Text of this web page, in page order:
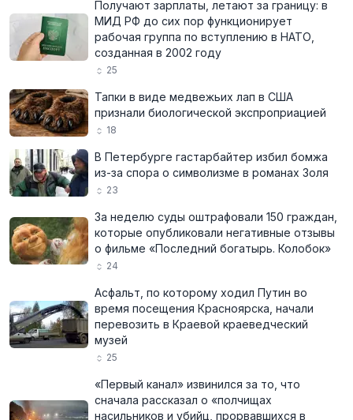
Получают зарплаты, летают за границу: в
МИД РФ до сих пор функционирует
рабочая группа по вступлению в НАТО,
созданная в 2002 году
25
Тапки в виде медвежьих лап в США
признали биологической экспроприацией
18
В Петербурге гастарбайтер избил бомжа
из-за спора о символизме в романах Золя
23
За неделю суды оштрафовали 150 граждан,
которые опубликовали негативные отзывы
о фильме «Последний богатырь. Колобок»
24
Асфальт, по которому ходил Путин во
время посещения Красноярска, начали
перевозить в Краевой краеведческий
музей
25
«Первый канал» извинился за то, что
сначала рассказал о «полчищах
насильников и убийц, прорвавшихся в